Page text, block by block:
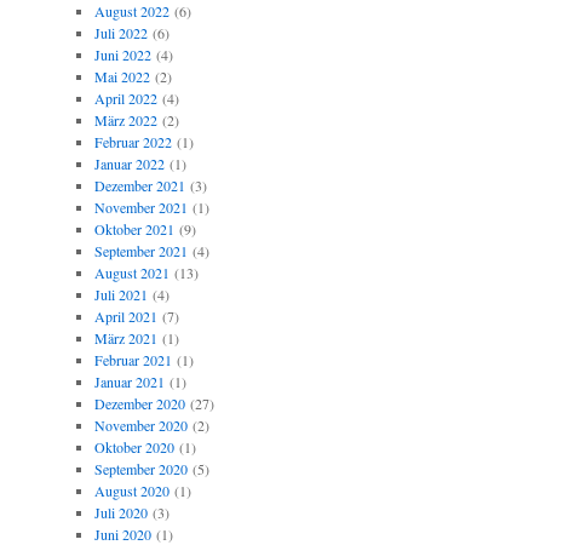
August 2022(6)
Juli 2022(6)
Juni 2022(4)
Mai 2022(2)
April 2022(4)
März 2022(2)
Februar 2022(1)
Januar 2022(1)
Dezember 2021 (3)
November 2021 (1)
Oktober 2021 (9)
September 2021 (4)
August 2021 (13)
Juli 2021 (4)
April 2021 (7)
März 2021 (1)
Februar 2021 (1)
Januar 2021 (1)
Dezember 2020(27)
November 2020(2)
Oktober 2020(1)
September 2020(5)
August 2020(1)
Juli 2020(3)
Juni 2020(1)